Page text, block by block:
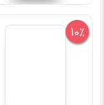
10%